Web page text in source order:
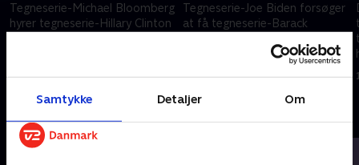
Samtykke Detaljer Om
Tegneserie-Michael Bloomberg
hyrer tegneserie-Hillary Clinton
16. december 2025 • 25 min
Tegneserie-Joe Biden forsøger
at få tegneserie-Barack
16. december 2025 • 26 min
Andre så også